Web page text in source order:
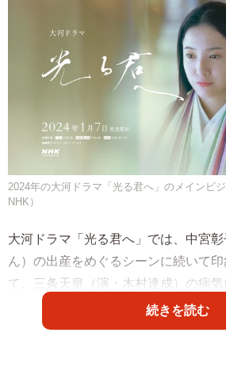
2024年の大河ドラマ「光る君へ」のメインビ
NHK）
大河ドラマ「光る君へ」では、中宮
ん）の出産をめぐるシーンに続いて
て、三条天皇（演・木村達成）の病
続きを読む